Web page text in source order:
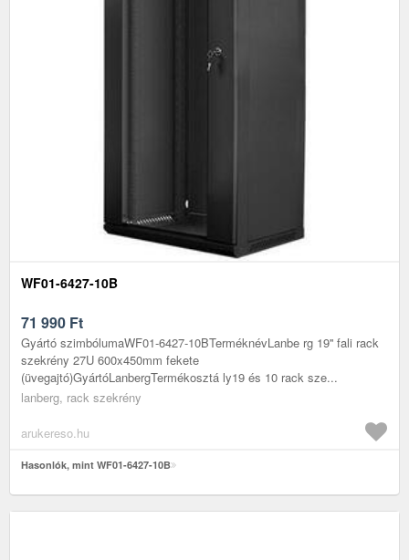
WF01-6427-10B
71 990 Ft
Gyártó szimbólumaWF01-6427-10BTerméknévLanbe rg 19'' fali rack
szekrény 27U 600x450mm fekete
(üvegajtó)GyártóLanbergTermékosztá ly19 és 10 rack sze...
lanberg, rack szekrény
arukereso.hu
Hasonlók, mint WF01-6427-10B